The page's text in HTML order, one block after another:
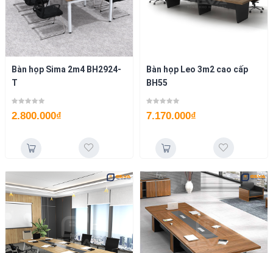
Bàn họp Sima 2m4 BH2924-
T
2.800.000₫
Bàn họp Leo 3m2 cao cấp
BH55
7.170.000₫